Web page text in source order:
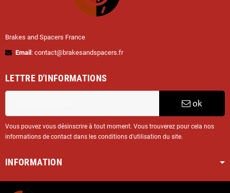
Brakes and Spacers France
Email : contact@brakesandspacers.fr
LETTRE D'INFORMATIONS
ok
Vous pouvez vous désinscrire à tout moment. Vous trouverez pour cela nos
informations de contact dans les conditions d'utilisation du site.
INFORMATION